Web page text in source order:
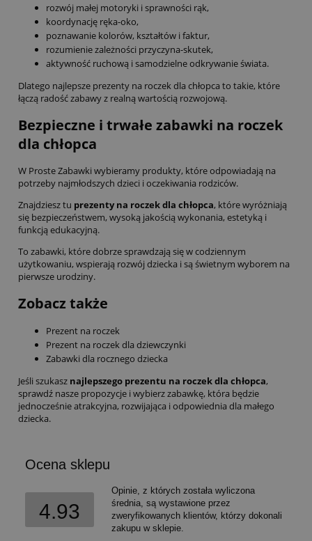
rozwój małej motoryki i sprawności rąk,
koordynację ręka-oko,
poznawanie kolorów, kształtów i faktur,
rozumienie zależności przyczyna-skutek,
aktywność ruchową i samodzielne odkrywanie świata.
Dlatego najlepsze prezenty na roczek dla chłopca to takie, które
łączą radość zabawy z realną wartością rozwojową.
Bezpieczne i trwałe zabawki na roczek
dla chłopca
W Proste Zabawki wybieramy produkty, które odpowiadają na
potrzeby najmłodszych dzieci i oczekiwania rodziców.
Znajdziesz tu prezenty na roczek dla chłopca, które wyróżniają
się bezpieczeństwem, wysoką jakością wykonania, estetyką i
funkcją edukacyjną.
To zabawki, które dobrze sprawdzają się w codziennym
użytkowaniu, wspierają rozwój dziecka i są świetnym wyborem na
pierwsze urodziny.
Zobacz także
Prezent na roczek
Prezent na roczek dla dziewczynki
Zabawki dla rocznego dziecka
Jeśli szukasz najlepszego prezentu na roczek dla chłopca,
sprawdź nasze propozycje i wybierz zabawkę, która będzie
jednocześnie atrakcyjna, rozwijająca i odpowiednia dla małego
dziecka.
Ocena sklepu
4.93
Opinie, z których została wyliczona
średnia, są wystawione przez
zweryfikowanych klientów, którzy dokonali
zakupu w sklepie.